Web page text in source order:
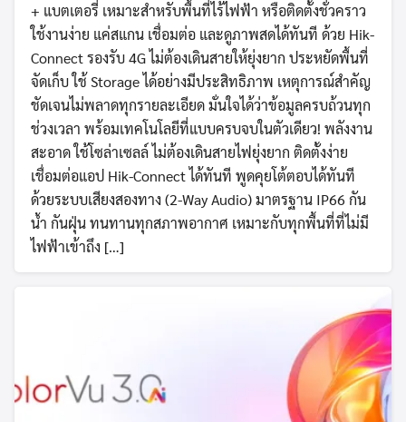
+ แบตเตอรี่ เหมาะสำหรับพื้นที่ไร้ไฟฟ้า หรือติดตั้งชั่วคราว
ใช้งานง่าย แค่สแกน เชื่อมต่อ และดูภาพสดได้ทันที ด้วย Hik-
Connect รองรับ 4G ไม่ต้องเดินสายให้ยุ่งยาก ประหยัดพื้นที่
จัดเก็บ ใช้ Storage ได้อย่างมีประสิทธิภาพ เหตุการณ์สำคัญ
ชัดเจนไม่พลาดทุกรายละเอียด มั่นใจได้ว่าข้อมูลครบถ้วนทุก
ช่วงเวลา พร้อมเทคโนโลยีที่แบบครบจบในตัวเดียว! พลังงาน
สะอาด ใช้โซล่าเซลล์ ไม่ต้องเดินสายไฟยุ่งยาก ติดตั้งง่าย
เชื่อมต่อแอป Hik-Connect ได้ทันที พูดคุยโต้ตอบได้ทันที
ด้วยระบบเสียงสองทาง (2-Way Audio) มาตรฐาน IP66 กัน
น้ำ กันฝุ่น ทนทานทุกสภาพอากาศ เหมาะกับทุกพื้นที่ที่ไม่มี
ไฟฟ้าเข้าถึง […]